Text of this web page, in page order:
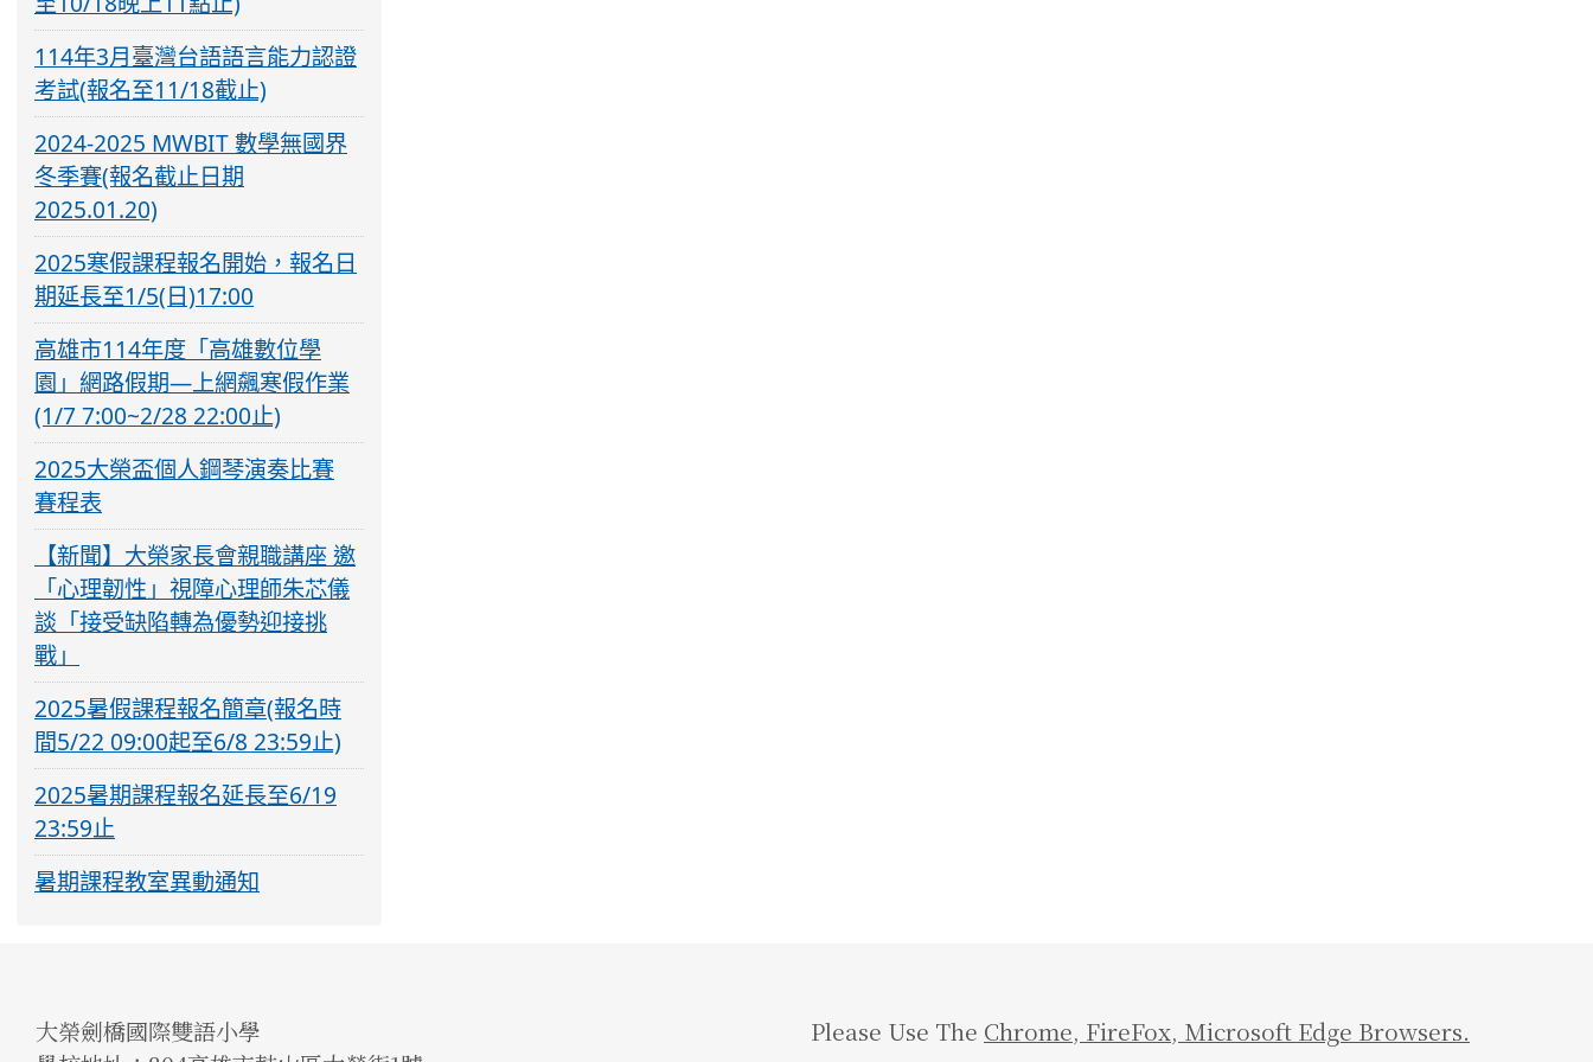
114年3月臺灣台語語言能力認證
考試(報名至11/18截止)
2024-2025 MWBIT 數學無國界
冬季賽(報名截止日期
2025.01.20)
2025寒假課程報名開始，報名日
期延長至1/5(日)17:00
高雄市114年度「高雄數位學
園」網路假期—上網飆寒假作業
(1/7 7:00~2/28 22:00止)
2025大榮盃個人鋼琴演奏比賽
賽程表
【新聞】大榮家長會親職講座 邀
「心理韌性」視障心理師朱芯儀
談「接受缺陷轉為優勢迎接挑
戰」
2025暑假課程報名簡章(報名時
間5/22 09:00起至6/8 23:59止)
2025暑期課程報名延長至6/19
23:59止
暑期課程教室異動通知
大榮劍橋國際雙語小學
Please Use The Chrome, FireFox, Microsoft Edge Browsers.